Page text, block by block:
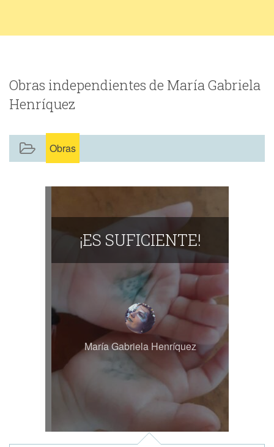
niños, jóvenes y adultos
Obras independientes de María Gabriela
Henríquez
Obras
¡ES SUFICIENTE!
María Gabriela Henríquez